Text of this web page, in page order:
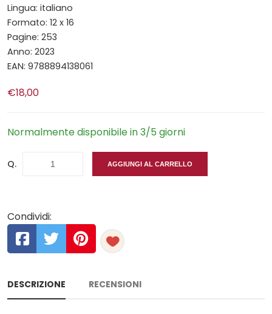
Lingua: italiano
Formato: 12 x 16
Pagine: 253
Anno: 2023
EAN: 9788894138061
€18,00
Normalmente disponibile in 3/5 giorni
Q. AGGIUNGI AL CARRELLO
Condividi:
DESCRIZIONE RECENSIONI